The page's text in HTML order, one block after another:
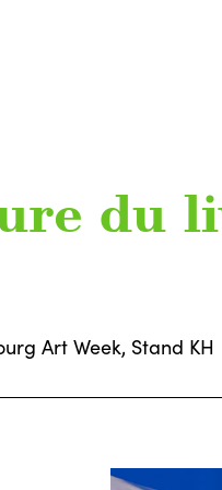
du
Art Week, Stand KH